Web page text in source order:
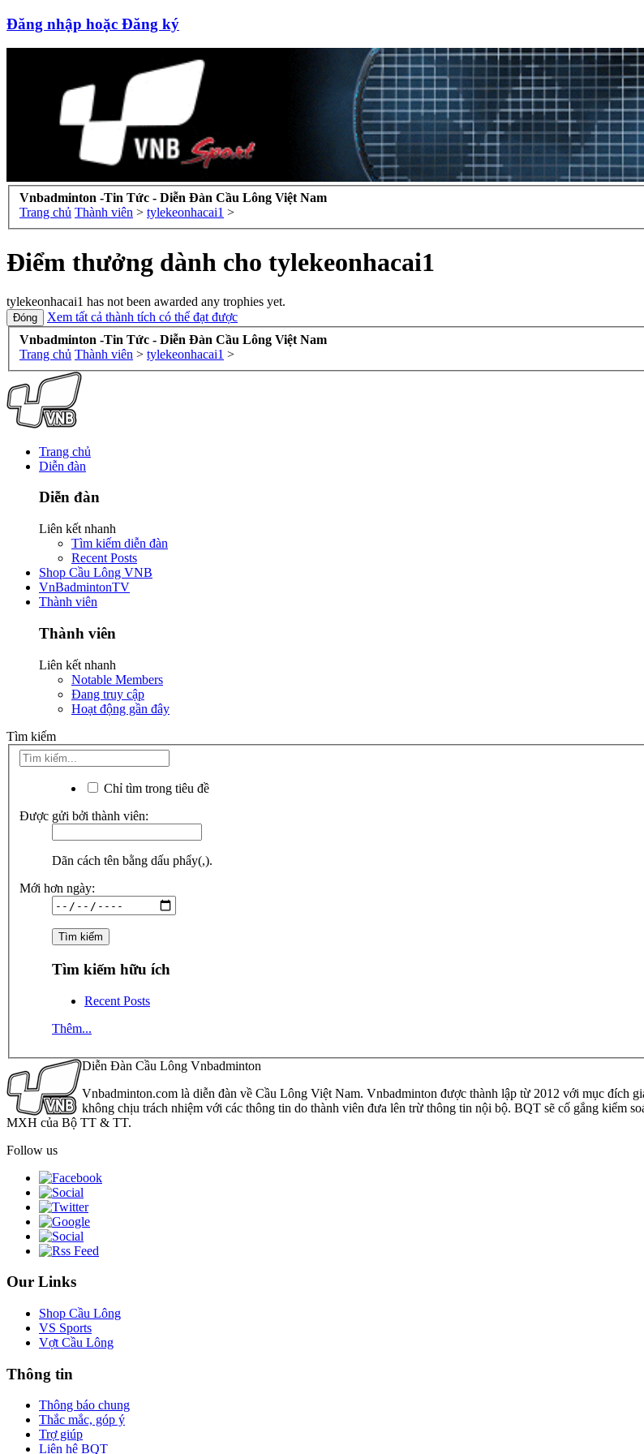
Đăng nhập hoặc Đăng ký
Vnbadminton -Tin Tức - Diễn Đàn Cầu Lông Việt Nam
Trang chủ Thành viên > tylekeonhacai1 >
Điểm thưởng dành cho tylekeonhacai1
tylekeonhacai1 has not been awarded any trophies yet.
Xem tất cả thành tích có thể đạt được
Vnbadminton -Tin Tức - Diễn Đàn Cầu Lông Việt Nam
Trang chủ Thành viên > tylekeonhacai1 >
Trang chủ
Diễn đàn
Diễn đàn
Liên kết nhanh
Tìm kiếm diễn đàn
Recent Posts
Shop Cầu Lông VNB
VnBadmintonTV
Thành viên
Thành viên
Liên kết nhanh
Notable Members
Đang truy cập
Hoạt động gần đây
Tìm kiếm
Chỉ tìm trong tiêu đề
Được gửi bởi thành viên:
Dãn cách tên bằng dấu phẩy(,).
Mới hơn ngày:
Tìm kiếm hữu ích
Recent Posts
Thêm...
Diễn Đàn Cầu Lông Vnbadminton
Vnbadminton.com là diễn đàn về Cầu Lông Việt Nam. Vnbadminton được thành lập từ 2012 với mục đích
không chịu trách nhiệm với các thông tin do thành viên đưa lên trừ thông tin nội bộ. BQT sẽ cố gắng kiểm
MXH của Bộ TT & TT.
Follow us
Our Links
Shop Cầu Lông
VS Sports
Vợt Cầu Lông
Thông tin
Thông báo chung
Thắc mắc, góp ý
Trợ giúp
Liên hệ BQT